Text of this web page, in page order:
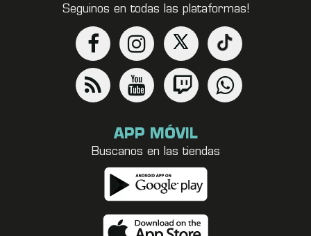
Seguinos en todas las plataformas!
APP MÓVIL
Buscanos en las tiendas